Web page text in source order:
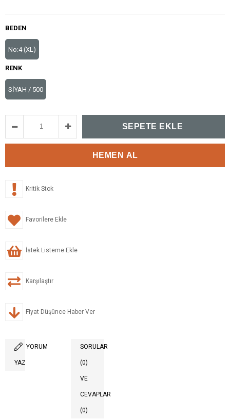
BEDEN
No:4 (XL)
RENK
SİYAH / 500
Kritik Stok
Favorilere Ekle
İstek Listeme Ekle
Karşılaştır
Fiyat Düşünce Haber Ver
YORUM
YAZ
SORULAR
(0)
VE
CEVAPLAR
(0)